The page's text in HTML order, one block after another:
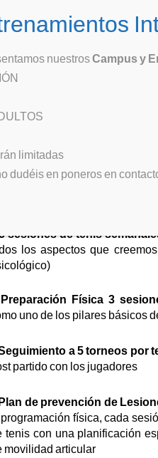
Club de
> Academia
sesiones de tenis
los aspectos que
Preparación Física 3
uno de los pilares básicos
a 5 torneos por
partido con los jugadores
Plan de prevención de
programación física, cada
tenis con una planificación
movilidad articular
nuestrosCampus y
limitadas
dudéis en poneros en